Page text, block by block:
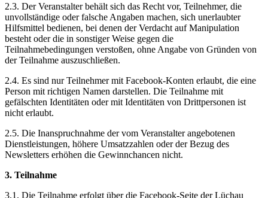
2.3. Der Veranstalter behält sich das Recht vor, Teilnehmer, die
unvollständige oder falsche Angaben machen, sich unerlaubter
Hilfsmittel bedienen, bei denen der Verdacht auf Manipulation
besteht oder die in sonstiger Weise gegen die
Teilnahmebedingungen verstoßen, ohne Angabe von Gründen von
der Teilnahme auszuschließen.
2.4. Es sind nur Teilnehmer mit Facebook-Konten erlaubt, die eine
Person mit richtigen Namen darstellen. Die Teilnahme mit
gefälschten Identitäten oder mit Identitäten von Drittpersonen ist
nicht erlaubt.
2.5. Die Inanspruchnahme der vom Veranstalter angebotenen
Dienstleistungen, höhere Umsatzzahlen oder der Bezug des
Newsletters erhöhen die Gewinnchancen nicht.
3. Teilnahme
3.1. Die Teilnahme erfolgt über die Facebook-Seite der Lüchau